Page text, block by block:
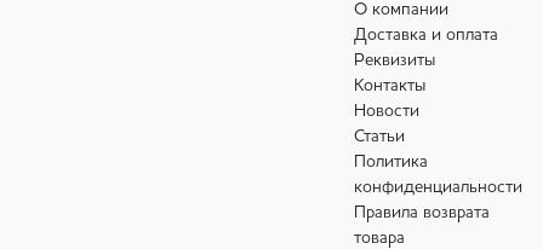
О компании
Доставка и оплата
Реквизиты
Контакты
Новости
Статьи
Политика
конфиденциальности
Правила возврата
товара